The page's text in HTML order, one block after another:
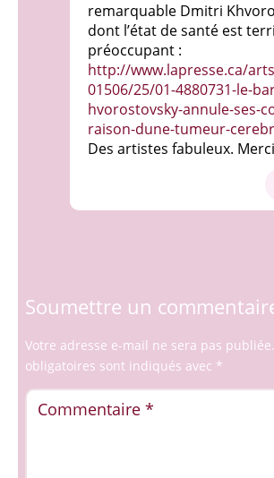
remarquable Dmitri
dont l’état de santé est
préoccupant :
http://www.lapresse.ca/
01506/25/01-4880731-le-
hvorostovsky-annule-ses-
raison-dune-tumeur-
Des artistes fabuleux.
Soumettre un
Votre adresse e-mail ne sera pas publiée.
obligatoires sont indiqués avec *